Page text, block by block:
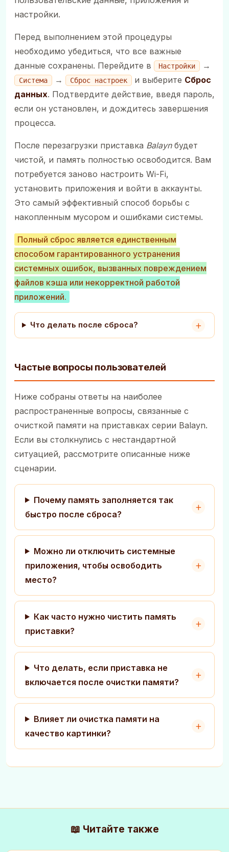
настройки.
Перед выполнением этой процедуры
необходимо убедиться, что все важные
данные сохранены. Перейдите в
Настройки →
Система → Сброс настроек и выберите Сброс
данных. Подтвердите действие, введя пароль,
если он установлен, и дождитесь завершения
процесса.
После перезагрузки приставка Balaynбудет
чистой, и память полностью освободится. Вам
потребуется заново настроить Wi-Fi,
установить приложения и войти в аккаунты.
Это самый эффективный способ борьбы с
накопленным мусором и ошибками системы.
Полный сброс является единственным
способом гарантированного устранения
системных ошибок, вызванных повреждением
файлов кэша или некорректной работой
приложений.
Что делать после сброса?
Частые вопросы пользователей
Ниже собраны ответы на наиболее
распространенные вопросы, связанные с
очисткой памяти на приставках серии Balayn.
Если вы столкнулись с нестандартной
ситуацией, рассмотрите описанные ниже
сценарии.
Почему память заполняется так
быстро после сброса?
Можно ли отключить системные
приложения, чтобы освободить
место?
Как часто нужно чистить память
приставки?
Что делать, если приставка не
включается после очистки памяти?
Влияет ли очистка памяти на
качество картинки?
📖 Читайте также